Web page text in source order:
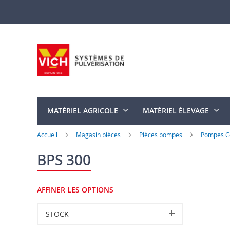
contenu
MATÉRIEL AGRICOLE MATÉRIEL ÉLEVAGE
Accueil Magasin pièces Pièces pompes Pompes
BPS 300
AFFINER LES OPTIONS
STOCK